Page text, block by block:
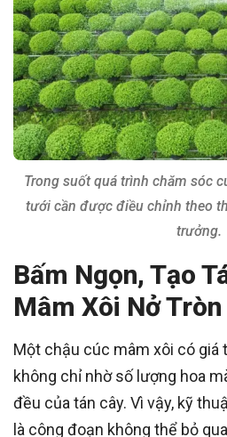
Trong suốt quá trình chăm sóc
tưới cần được điều chỉnh theo
trưởng.
Bấm Ngọn, Tạo
Mâm Xôi Nở
Một chậu cúc mâm xôi có giá
không chỉ nhờ số lượng hoa
đều của tán cây. Vì vậy, kỹ
là công đoạn không thể bỏ